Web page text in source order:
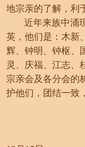
地宗亲的了解，利
近年来族中涌
英，他们是： 木新
辉、钟明、钟枢、
灵、庆福、江志、
宗亲会及各分会的
护他们，团结一致
柳州